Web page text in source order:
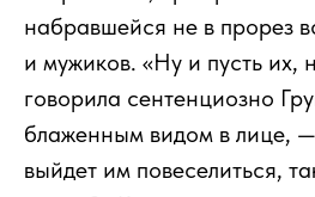
набравшейся не в прорез
и мужиков. «Ну и пусть их,
говорила сентенциозно
блаженным видом в лице,
выйдет им повеселиться,